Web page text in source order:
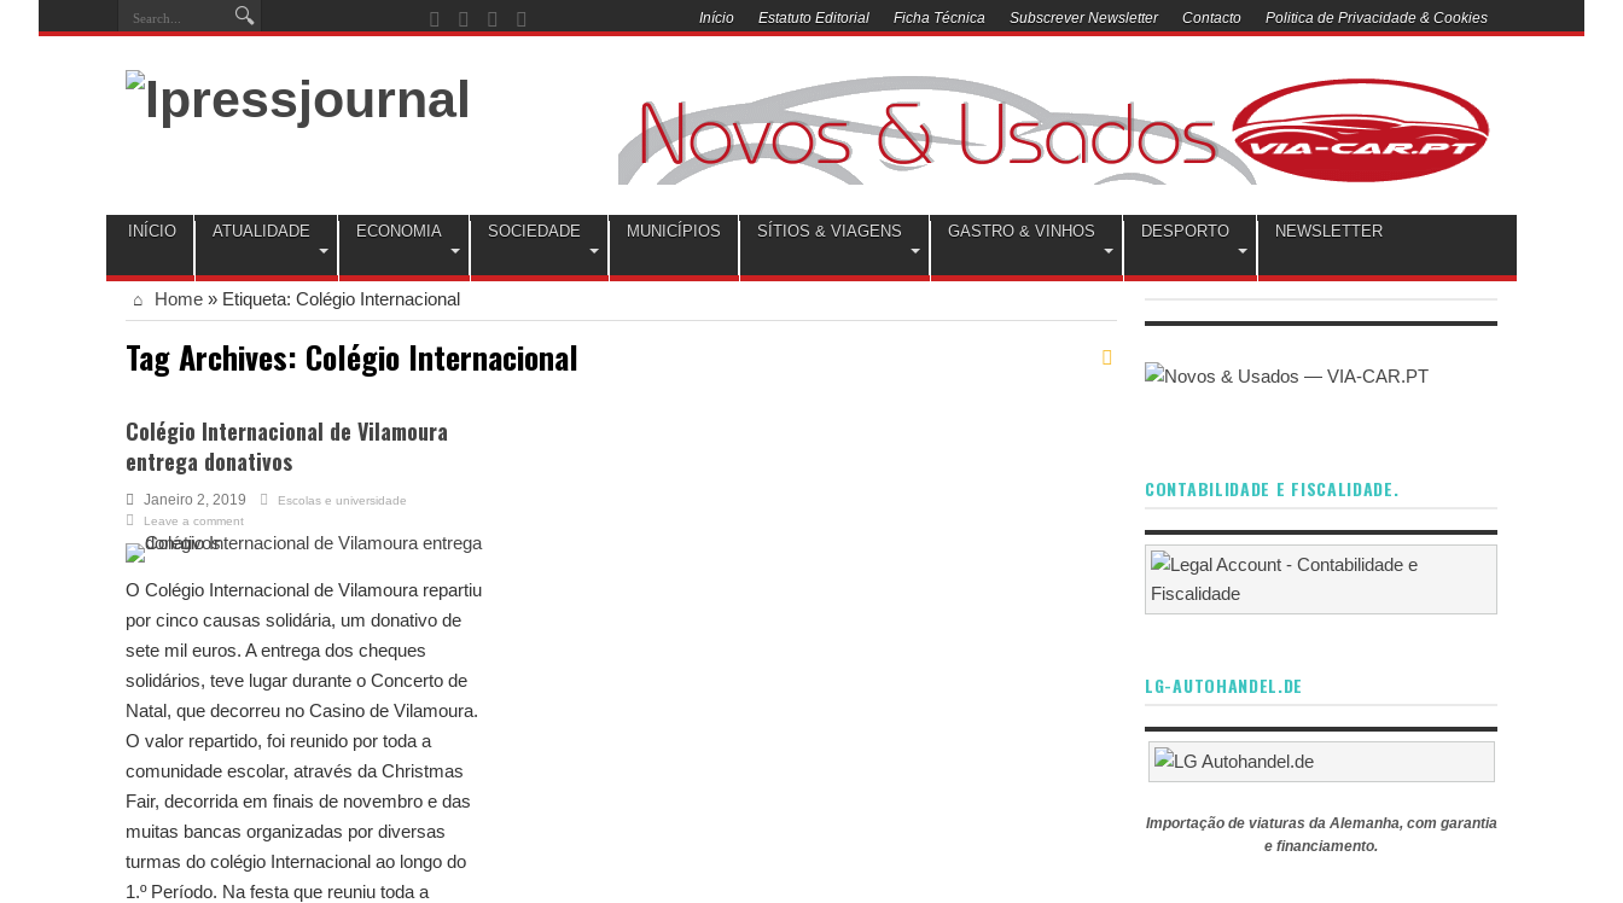
Início Estatuto Editorial Ficha Técnica Subscrever Newsletter Contacto Politica de Privacidade & Cookies
INÍCIO ATUALIDADE ECONOMIA SOCIEDADE MUNICÍPIOS SÍTIOS & VIAGENS GASTRO & VINHOS DESPORTO NEWSLETTER
Home » Etiqueta: Colégio Internacional
Tag Archives: Colégio Internacional
Colégio Internacional de Vilamoura
entrega donativos
Janeiro 2, 2019
Escolas e universidade
Leave a comment
O Colégio Internacional de Vilamoura repartiu
por cinco causas solidária, um donativo de
sete mil euros. A entrega dos cheques
solidários, teve lugar durante o Concerto de
Natal, que decorreu no Casino de Vilamoura.
O valor repartido, foi reunido por toda a
comunidade escolar, através da Christmas
Fair, decorrida em finais de novembro e das
muitas bancas organizadas por diversas
turmas do colégio Internacional ao longo do
1.º Período. Na festa que reuniu toda a
CONTABILIDADE E FISCALIDADE.
LG-AUTOHANDEL.DE
Importação de viaturas da Alemanha, com garantia
e financiamento.